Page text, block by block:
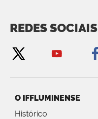
REDES SOCIAIS
O IFFLUMINENSE
Histórico